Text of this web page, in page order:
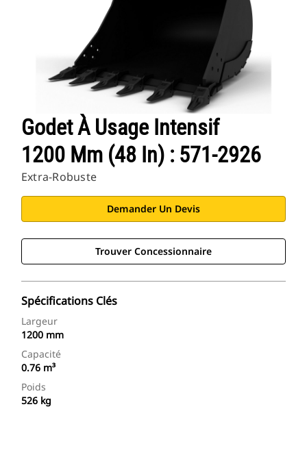
Godet À Usage Intensif
1200 Mm (48 In) : 571-2926
Extra-Robuste
Demander Un Devis
Trouver Concessionnaire
Spécifications Clés
Largeur
1200 mm
Capacité
0.76 m³
Poids
526 kg